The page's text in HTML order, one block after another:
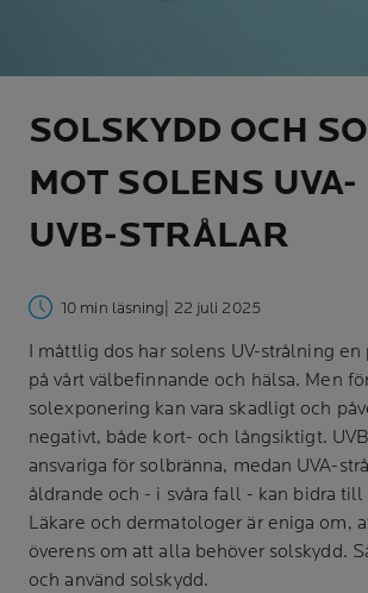
SOLSKYDD OCH
MOT SOLENS UVA-
UVB-STRÅLAR
10 min läsning | 22 juli 2025
I måttlig dos har solens UV-strålning en
på vårt välbefinnande och hälsa. Men
solexponering kan vara skadligt och
negativt, både kort- och långsiktigt.
ansvariga för solbränna, medan UVA-
åldrande och - i svåra fall - kan bidra till
Läkare och dermatologer är eniga om,
överens om att alla behöver solskydd.
och använd solskydd.